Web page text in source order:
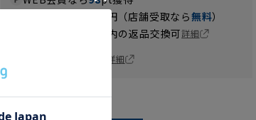
円（店舗受取なら無料）
日以内の返品交換可詳細
詳細
カラー